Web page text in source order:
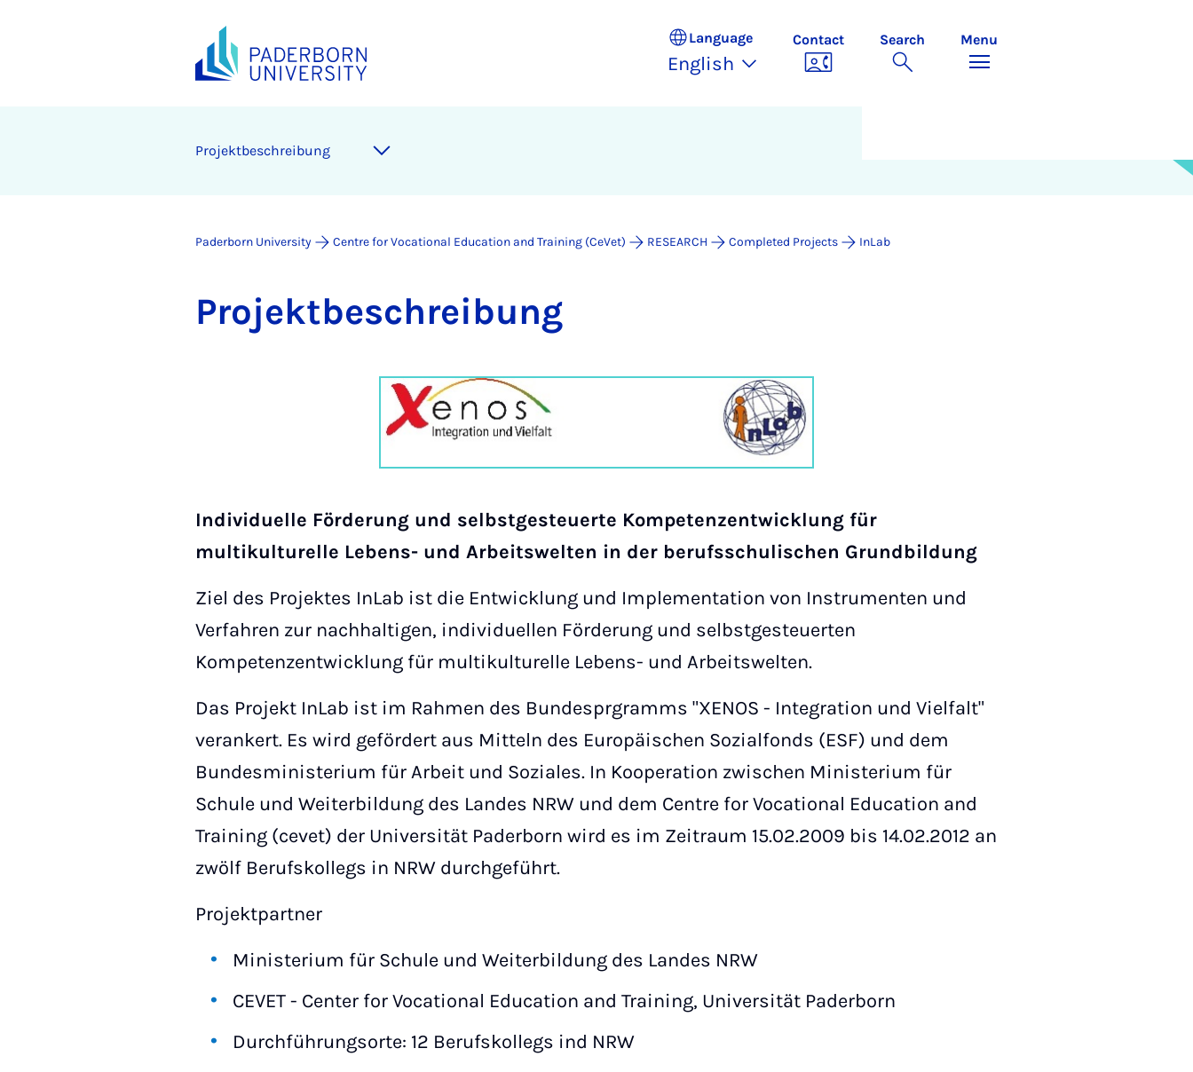
Language
English
Contact Search Menu
Pro­jekt­bes­chreibung
Paderborn University Centre for Vocational Education and Training (CeVet) RESEARCH Completed Projects InLab
Pro­jekt­bes­chreibung
Individuelle Förderung und selbstgesteuerte Kompetenzentwicklung für
multikulturelle Lebens- und Arbeitswelten in der berufsschulischen Grundbildung
Ziel des Projektes InLab ist die Entwicklung und Implementation von Instrumenten und
Verfahren zur nachhaltigen, individuellen Förderung und selbstgesteuerten
Kompetenzentwicklung für multikulturelle Lebens- und Arbeitswelten.
Das Projekt InLab ist im Rahmen des Bundesprgramms "XENOS - Integration und Vielfalt"
verankert. Es wird gefördert aus Mitteln des Europäischen Sozialfonds (ESF) und dem
Bundesministerium für Arbeit und Soziales. In Kooperation zwischen Ministerium für
Schule und Weiterbildung des Landes NRW und dem Centre for Vocational Education and
Training (cevet) der Universität Paderborn wird es im Zeitraum 15.02.2009 bis 14.02.2012 an
zwölf Berufskollegs in NRW durchgeführt.
Projektpartner
Ministerium für Schule und Weiterbildung des Landes NRW
CEVET - Center for Vocational Education and Training, Universität Paderborn
Durchführungsorte: 12 Berufskollegs ind NRW